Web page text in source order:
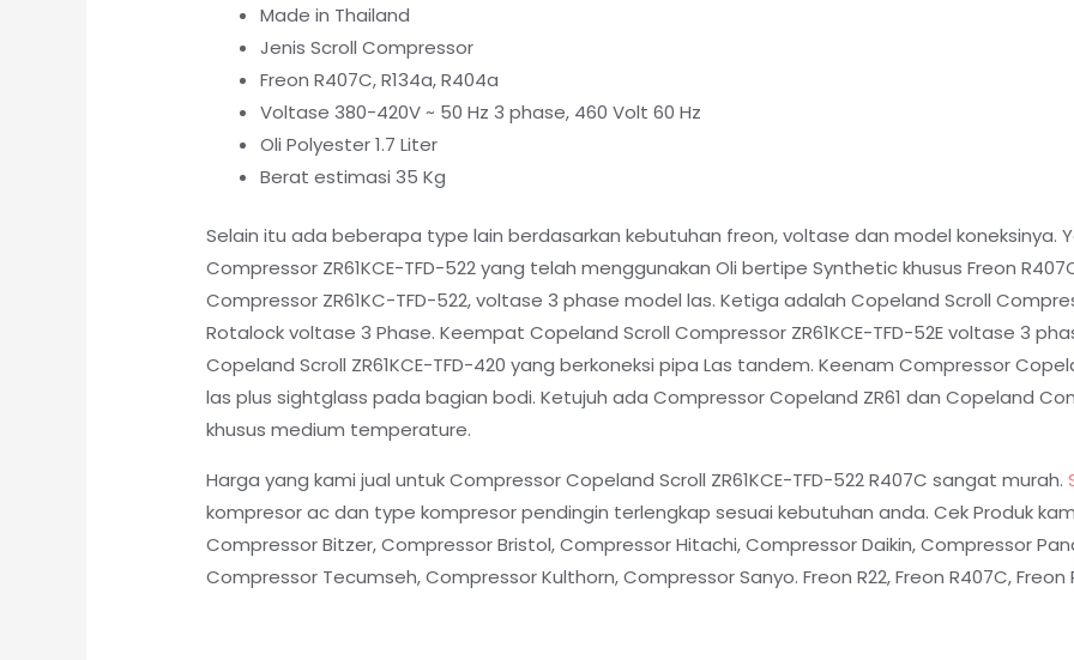
Made in Thailand
Jenis Scroll Compressor
Freon R407C, R134a, R404a
Voltase 380-420V ~ 50 Hz 3 phase, 460 Volt 60 Hz
Oli Polyester 1.7 Liter
Berat estimasi 35 Kg
Selain itu ada beberapa type lain berdasarkan kebutuhan freon, voltase dan model koneksinya.
Compressor ZR61KCE-TFD-522 yang telah menggunakan Oli bertipe Synthetic khusus Freon
Compressor ZR61KC-TFD-522, voltase 3 phase model las. Ketiga adalah Copeland Scroll
Rotalock voltase 3 Phase. Keempat Copeland Scroll Compressor ZR61KCE-TFD-52E voltase 3
Copeland Scroll ZR61KCE-TFD-420 yang berkoneksi pipa Las tandem. Keenam Compressor
las plus sightglass pada bagian bodi. Ketujuh ada Compressor Copeland ZR61 dan Copeland
khusus medium temperature.
Harga yang kami jual untuk Compressor Copeland Scroll ZR61KCE-TFD-522 R407C sangat murah.
kompresor ac dan type kompresor pendingin terlengkap sesuai kebutuhan anda. Cek Produk
Compressor Bitzer, Compressor Bristol, Compressor Hitachi, Compressor Daikin, Compressor
Compressor Tecumseh, Compressor Kulthorn, Compressor Sanyo. Freon R22, Freon R407C, Freon